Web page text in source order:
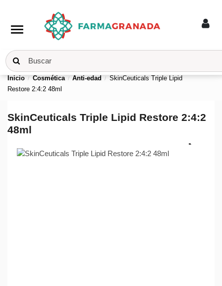
menu
Inicio Cosmética Anti-edad
SkinCeuticals Triple Lipid
Restore 2:4:2 48ml
SkinCeuticals Triple Lipid Restore 2:4:2
48ml